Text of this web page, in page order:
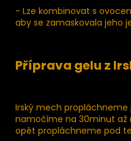
- Lze kombinovat s
aby se zamaskovala jeho
Příprava gelu z
Irský mech
namočíme na 30minut až
opět propláchneme pod